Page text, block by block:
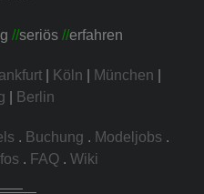
//seriös //erfahren
Köln München
Berlin
. Buchung . Modeljobs .
. FAQ . Wiki